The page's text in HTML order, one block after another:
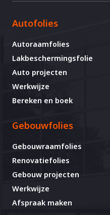
Autofolies
Autoraamfolies
Lakbeschermingsfolie
Auto projecten
Werkwijze
Bereken en boek
Gebouwfolies
Gebouwraamfolies
Renovatiefolies
Gebouw projecten
Werkwijze
Afspraak maken